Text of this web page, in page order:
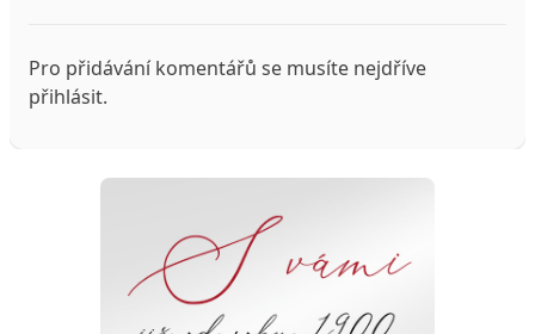
Pro přidávání komentářů se musíte nejdříve
přihlásit.